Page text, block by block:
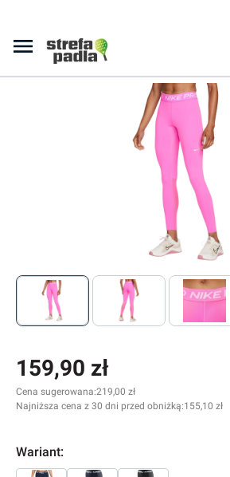
pink/white
159,90 zł
Cena sugerowana:219,00 zł
Najniższa cena z 30 dni przed obniżką:155,10 zł
Wariant: